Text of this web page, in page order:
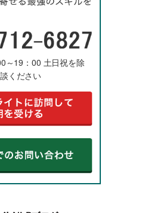
～19：00 土日祝を除
ください